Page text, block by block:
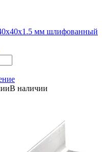
мм шлифованный
В наличии